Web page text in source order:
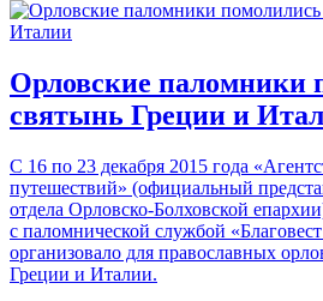
Орловские паломники
святынь Греции и
С 16 по 23 декабря 2015 года
путешествий» (официальный
отдела Орловско-Болховской
с паломнической службой
организовало для православных
Греции и Италии.